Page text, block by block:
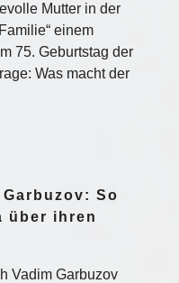
Mutter in der
einem
75. Geburtstag der
Was macht der
So
über ihren
Vadim Garbuzov